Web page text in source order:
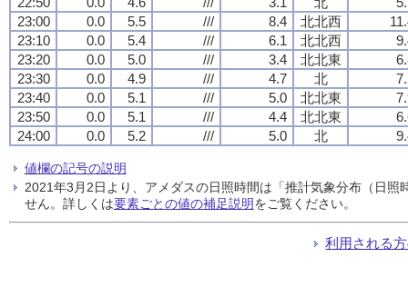
23:00
0.0 5.5 /// 8.4 北北西
23:10
0.0 5.4 /// 6.1 北北西
23:20
0.0 5.0 /// 3.4 北北東
23:30
0.0 4.9 /// 4.7 北
23:40
0.0 5.1 /// 5.0 北北東
23:50
0.0 5.1 /// 4.4 北北東
24:00
0.0 5.2 /// 5.0 北
値欄の記号の説明
2021年3月2日より、アメダスの日照時間は「推計気象分布（日
せん。詳しくは要素ごとの値の補足説明をご覧ください。
利用される